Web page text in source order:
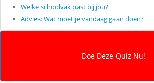
Welke schoolvak past bij jou?
Advies: Wat moet je vandaag gaan doen?